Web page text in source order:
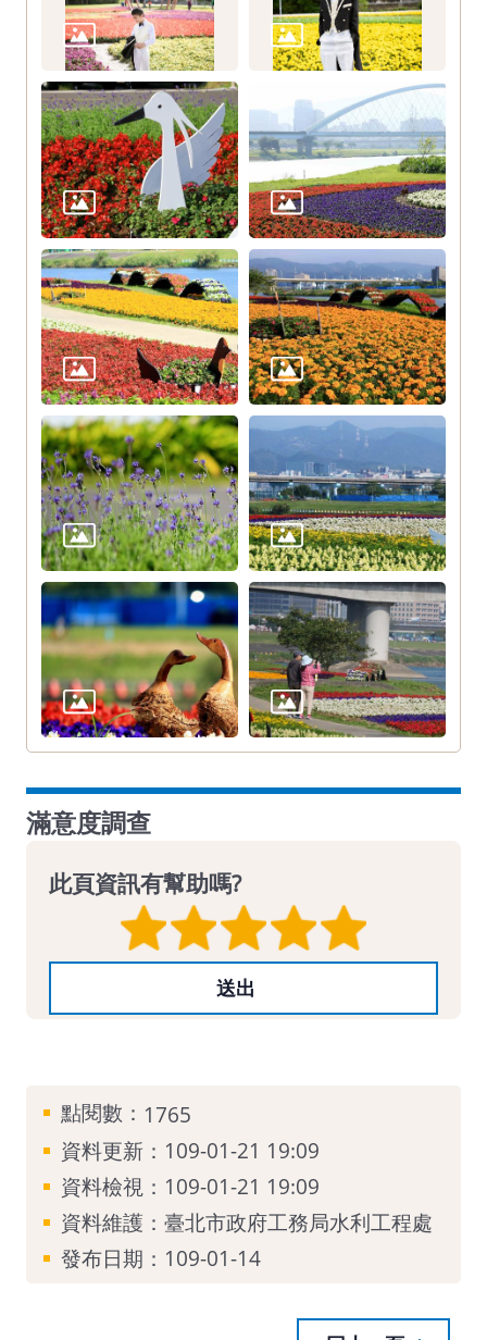
滿意度調查
此頁資訊有幫助嗎?
點閱數： 1765
資料更新：109-01-21 19:09
資料檢視：109-01-21 19:09
資料維護：臺北市政府工務局水利工程處
發布日期：109-01-14